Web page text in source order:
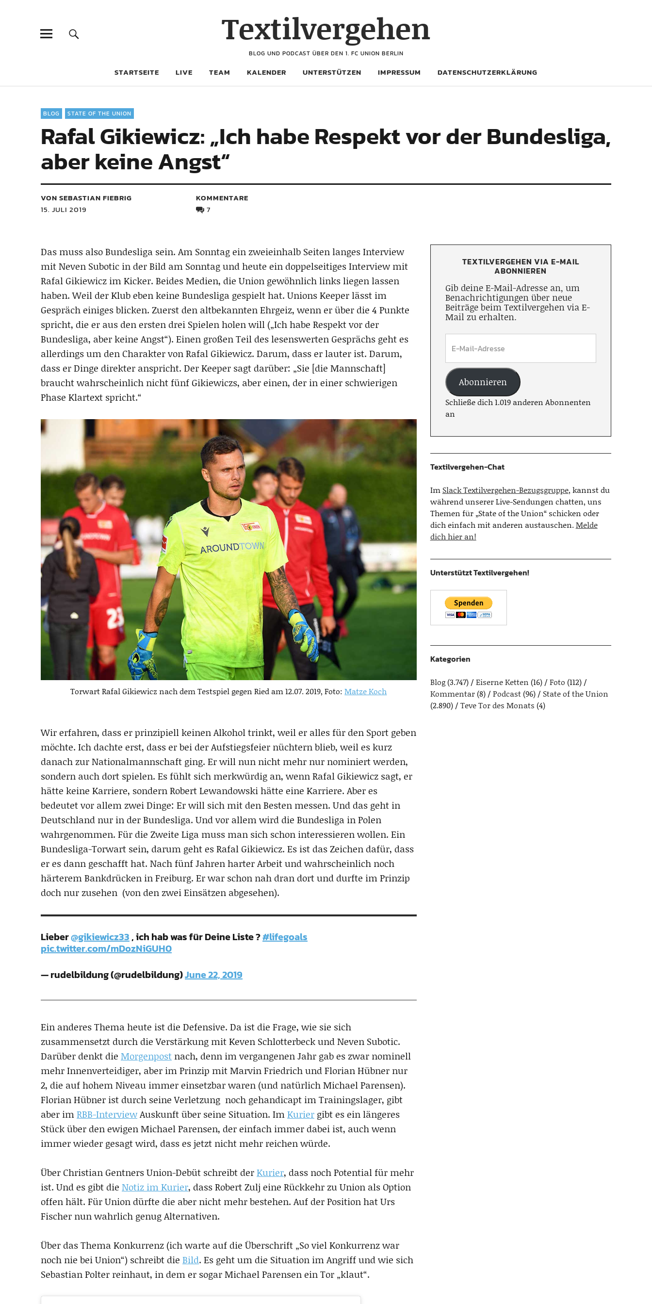
Textilvergehen
BLOG UND PODCAST ÜBER DEN 1. FC UNION BERLIN
STARTSEITE LIVE TEAM KALENDER UNTERSTÜTZEN IMPRESSUM DATENSCHUTZERKLÄRUNG
BLOG STATE OF THE UNION
Rafal Gikiewicz: „Ich habe Respekt vor der Bundesliga,
aber keine Angst“
VON SEBASTIAN FIEBRIG
15. JULI 2019
KOMMENTARE
7
Das muss also Bundesliga sein. Am Sonntag ein zweieinhalb Seiten langes Interview
mit Neven Subotic in der Bild am Sonntag und heute ein doppelseitiges Interview mit
Rafal Gikiewicz im Kicker. Beides Medien, die Union gewöhnlich links liegen lassen
haben. Weil der Klub eben keine Bundesliga gespielt hat. Unions Keeper lässt im
Gespräch einiges blicken. Zuerst den altbekannten Ehrgeiz, wenn er über die 4 Punkte
spricht, die er aus den ersten drei Spielen holen will („Ich habe Respekt vor der
Bundesliga, aber keine Angst“). Einen großen Teil des lesenswerten Gesprächs geht es
allerdings um den Charakter von Rafal Gikiewicz. Darum, dass er lauter ist. Darum,
dass er Dinge direkter anspricht. Der Keeper sagt darüber: „Sie [die Mannschaft]
braucht wahrscheinlich nicht fünf Gikiewiczs, aber einen, der in einer schwierigen
Phase Klartext spricht.“
Torwart Rafal Gikiewicz nach dem Testspiel gegen Ried am 12.07. 2019, Foto:Matze Koch
Wir erfahren, dass er prinzipiell keinen Alkohol trinkt, weil er alles für den Sport geben
möchte. Ich dachte erst, dass er bei der Aufstiegsfeier nüchtern blieb, weil es kurz
danach zur Nationalmannschaft ging. Er will nun nicht mehr nur nominiert werden,
sondern auch dort spielen. Es fühlt sich merkwürdig an, wenn Rafal Gikiewicz sagt, er
hätte keine Karriere, sondern Robert Lewandowski hätte eine Karriere. Aber es
bedeutet vor allem zwei Dinge: Er will sich mit den Besten messen. Und das geht in
Deutschland nur in der Bundesliga. Und vor allem wird die Bundesliga in Polen
wahrgenommen. Für die Zweite Liga muss man sich schon interessieren wollen. Ein
Bundesliga-Torwart sein, darum geht es Rafal Gikiewicz. Es ist das Zeichen dafür, dass
er es dann geschafft hat. Nach fünf Jahren harter Arbeit und wahrscheinlich noch
härterem Bankdrücken in Freiburg. Er war schon nah dran dort und durfte im Prinzip
doch nur zusehen (von den zwei Einsätzen abgesehen).
Lieber@gikiewicz33, ich hab was für Deine Liste ?#lifegoals
pic.twitter.com/mDozNiGUH0
— rudelbildung (@rudelbildung)June 22, 2019
Ein anderes Thema heute ist die Defensive. Da ist die Frage, wie sie sich
zusammensetzt durch die Verstärkung mit Keven Schlotterbeck und Neven Subotic.
Darüber denkt die Morgenpost nach, denn im vergangenen Jahr gab es zwar nominell
mehr Innenverteidiger, aber im Prinzip mit Marvin Friedrich und Florian Hübner nur
2, die auf hohem Niveau immer einsetzbar waren (und natürlich Michael Parensen).
Florian Hübner ist durch seine Verletzung noch gehandicapt im Trainingslager, gibt
aber imRBB-InterviewAuskunft über seine Situation. ImKurier gibt es ein längeres
Stück über den ewigen Michael Parensen, der einfach immer dabei ist, auch wenn
immer wieder gesagt wird, dass es jetzt nicht mehr reichen würde.
Über Christian Gentners Union-Debüt schreibt derKurier, dass noch Potential für mehr
ist. Und es gibt die Notiz im Kurier, dass Robert Zulj eine Rückkehr zu Union als Option
offen hält. Für Union dürfte die aber nicht mehr bestehen. Auf der Position hat Urs
Fischer nun wahrlich genug Alternativen.
Über das Thema Konkurrenz (ich warte auf die Überschrift „So viel Konkurrenz war
noch nie bei Union“) schreibt die Bild. Es geht um die Situation im Angriff und wie sich
Sebastian Polter reinhaut, in dem er sogar Michael Parensen ein Tor „klaut“.
TEXTILVERGEHEN VIA E-MAIL
ABONNIEREN
Gib deine E-Mail-Adresse an, um
Benachrichtigungen über neue
Beiträge beim Textilvergehen via E-
Mail zu erhalten.
Abonnieren
Schließe dich 1.019 anderen Abonnenten
an
Textilvergehen-Chat
Im Slack Textilvergehen-Bezugsgruppe, kannst du
während unserer Live-Sendungen chatten, uns
Themen für „State of the Union“ schicken oder
dich einfach mit anderen austauschen.Melde
dich hier an!
Unterstützt Textilvergehen!
Kategorien
Blog(3.747) Eiserne Ketten (16) Foto (112)
Kommentar(8) Podcast(96)
State of the Union
(2.890)
Teve Tor des Monats (4)